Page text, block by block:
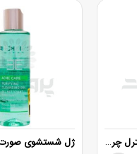
ژل پمپی پاک کننده و کنترل چربی پوست اریکه 400 میل